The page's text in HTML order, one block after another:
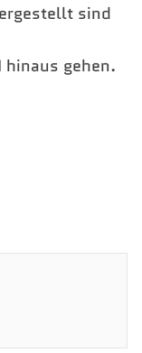
sind
gehen.